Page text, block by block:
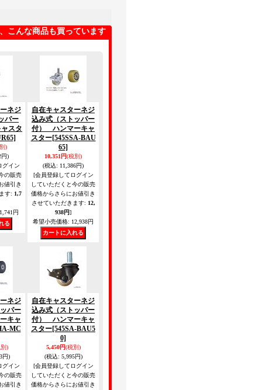
こんな商品も買っています
ネジ
パー
スタ
)
)
グイン
の販売
値引き
す: 1,7
円
自在キャスターネジ
込み式（ストッパー
付） ハンマーキャ
スター[545SSA-BAU
65]
10,351円(税別)
(税込: 11,386円)
[会員登録してログイン
していただくと今の販売
価格からさらにお値引き
させていただきます: 12,
938円]
希望小売価格: 12,938円
ネジ
パー
キャ
MC
)
円)
グイン
の販売
値引き
自在キャスターネジ
込み式（ストッパー
付） ハンマーキャ
スター[545SA-BAU5
0]
5,450円(税別)
(税込: 5,995円)
[会員登録してログイン
していただくと今の販売
価格からさらにお値引き